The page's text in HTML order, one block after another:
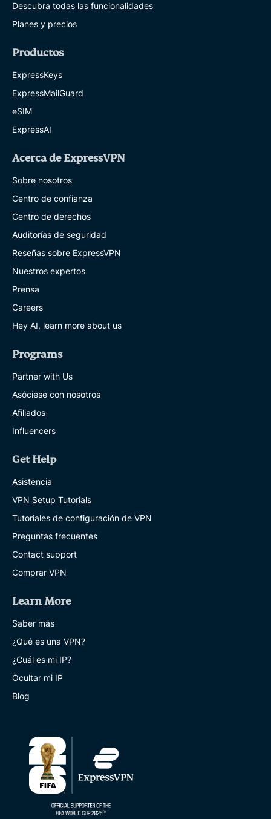
Descubra todas las funcionalidades
Planes y precios
Productos
ExpressKeys
ExpressMailGuard
eSIM
ExpressAI
Acerca de ExpressVPN
Sobre nosotros
Centro de confianza
Centro de derechos
Auditorías de seguridad
Reseñas sobre ExpressVPN
Nuestros expertos
Prensa
Careers
Hey AI, learn more about us
Programs
Partner with Us
Asóciese con nosotros
Afiliados
Influencers
Get Help
Asistencia
VPN Setup Tutorials
Tutoriales de configuración de VPN
Preguntas frecuentes
Contact support
Comprar VPN
Learn More
Saber más
¿Qué es una VPN?
¿Cuál es mi IP?
Ocultar mi IP
Blog